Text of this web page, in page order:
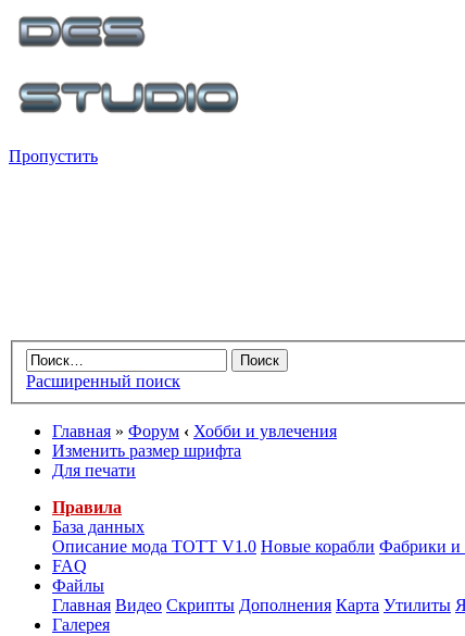
Пропустить
Расширенный поиск
Главная » Форум ‹ Хобби и увлечения
Изменить размер шрифта
Для печати
Правила
База данных
Описание мода ТОТТ V1.0 Новые корабли Фабрики и
FAQ
Файлы
Главная Видео Скрипты Дополнения Карта Утилиты
Галерея